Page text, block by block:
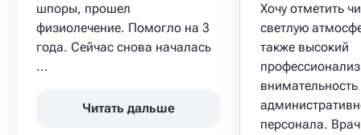
шпоры, прошел
физиолечение. Помогло на 3
года. Сейчас снова началась
...
Читать дальше
Хочу отметить
светлую
также высокий
внимательность
персонала.